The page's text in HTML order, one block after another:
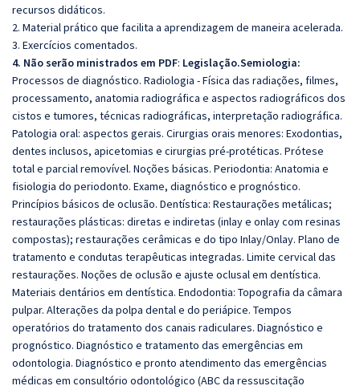
recursos didáticos.
2. Material prático que facilita a aprendizagem de maneira acelerada.
3. Exercícios comentados.
4. Não serão ministrados em PDF: Legislação.Semiologia:
Processos de diagnóstico. Radiologia - Física das radiações, filmes,
processamento, anatomia radiográfica e aspectos radiográficos dos
cistos e tumores, técnicas radiográficas, interpretação radiográfica.
Patologia oral: aspectos gerais. Cirurgias orais menores: Exodontias,
dentes inclusos, apicetomias e cirurgias pré-protéticas. Prótese
total e parcial removível. Noções básicas. Periodontia: Anatomia e
fisiologia do periodonto. Exame, diagnóstico e prognóstico.
Princípios básicos de oclusão. Dentística: Restaurações metálicas;
restaurações plásticas: diretas e indiretas (inlay e onlay com resinas
compostas); restaurações cerâmicas e do tipo Inlay/Onlay. Plano de
tratamento e condutas terapêuticas integradas. Limite cervical das
restaurações. Noções de oclusão e ajuste oclusal em dentística.
Materiais dentários em dentística. Endodontia: Topografia da câmara
pulpar. Alterações da polpa dental e do periápice. Tempos
operatórios do tratamento dos canais radiculares. Diagnóstico e
prognóstico. Diagnóstico e tratamento das emergências em
odontologia. Diagnóstico e pronto atendimento das emergências
médicas em consultório odontológico (ABC da ressuscitação